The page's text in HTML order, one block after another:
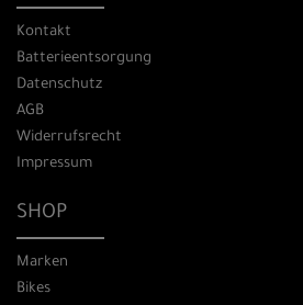
Kontakt
Batterieentsorgung
Datenschutz
AGB
Widerrufsrecht
Impressum
SHOP
Marken
Bikes